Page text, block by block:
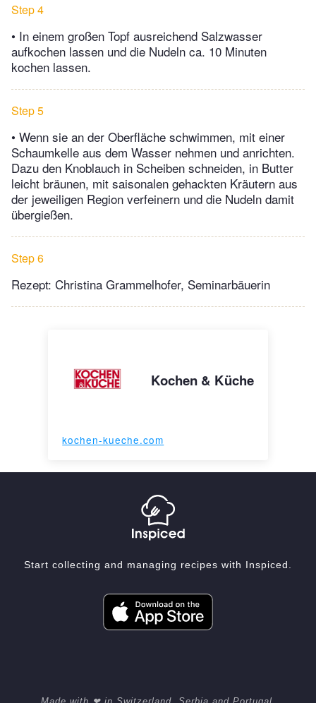
Step 4
• In einem großen Topf ausreichend Salzwasser
aufkochen lassen und die Nudeln ca. 10 Minuten
kochen lassen.
Step 5
• Wenn sie an der Oberfläche schwimmen, mit einer
Schaumkelle aus dem Wasser nehmen und anrichten.
Dazu den Knoblauch in Scheiben schneiden, in Butter
leicht bräunen, mit saisonalen gehackten Kräutern aus
der jeweiligen Region verfeinern und die Nudeln damit
übergießen.
Step 6
Rezept: Christina Grammelhofer, Seminarbäuerin
Kochen & Küche
kochen-kueche.com
Start collecting and managing recipes with Inspiced.